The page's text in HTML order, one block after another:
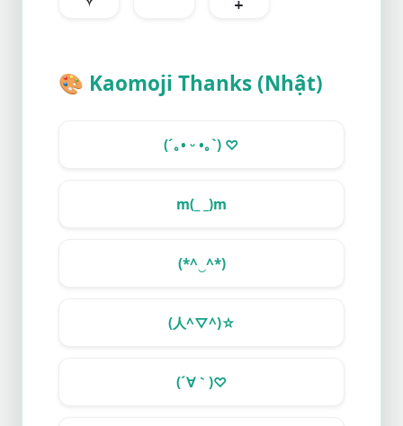
🎨 Kaomoji Thanks (Nhật)
(´｡• ᵕ •｡`) ♡
m(_ _)m
(*^‿^*)
(人^▽^)☆
(´∀｀)♡